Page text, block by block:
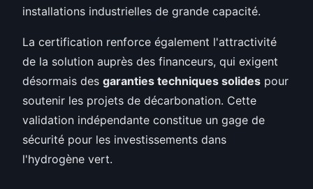
installations industrielles de grande capacité.
La certification renforce également l'attractivité
de la solution auprès des financeurs, qui exigent
désormais des garanties techniques solides pour
soutenir les projets de décarbonation. Cette
validation indépendante constitue un gage de
sécurité pour les investissements dans
l'hydrogène vert.